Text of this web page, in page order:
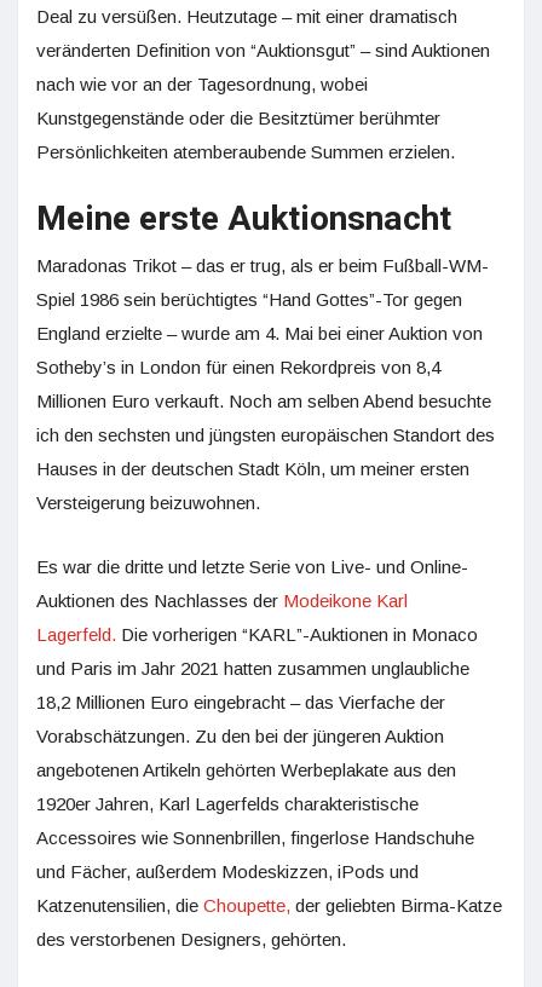
Deal zu versüßen. Heutzutage – mit einer dramatisch
veränderten Definition von “Auktionsgut” – sind Auktionen
nach wie vor an der Tagesordnung, wobei
Kunstgegenstände oder die Besitztümer berühmter
Persönlichkeiten atemberaubende Summen erzielen.
Meine erste Auktionsnacht
Maradonas Trikot – das er trug, als er beim Fußball-WM-
Spiel 1986 sein berüchtigtes “Hand Gottes”-Tor gegen
England erzielte – wurde am 4. Mai bei einer Auktion von
Sotheby’s in London für einen Rekordpreis von 8,4
Millionen Euro verkauft. Noch am selben Abend besuchte
ich den sechsten und jüngsten europäischen Standort des
Hauses in der deutschen Stadt Köln, um meiner ersten
Versteigerung beizuwohnen.
Es war die dritte und letzte Serie von Live- und Online-
Auktionen des Nachlasses der Modeikone Karl
Lagerfeld. Die vorherigen “KARL”-Auktionen in Monaco
und Paris im Jahr 2021 hatten zusammen unglaubliche
18,2 Millionen Euro eingebracht – das Vierfache der
Vorabschätzungen. Zu den bei der jüngeren Auktion
angebotenen Artikeln gehörten Werbeplakate aus den
1920er Jahren, Karl Lagerfelds charakteristische
Accessoires wie Sonnenbrillen, fingerlose Handschuhe
und Fächer, außerdem Modeskizzen, iPods und
Katzenutensilien, die Choupette, der geliebten Birma-Katze
des verstorbenen Designers, gehörten.